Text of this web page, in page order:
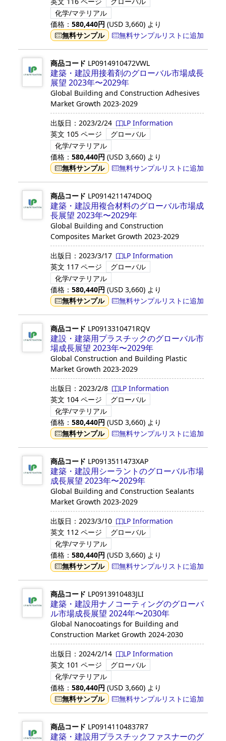
化学/マテリアル
価格： 580,440円 (USD 3,660) より
無料サンプル
無料サンプルリストに追加
商品コード LP0914910472VWL
建築・建設用接着剤のグローバル市場成長
展望 2023年〜2029年
Global Building and Construction Adhesives
Market Growth 2023-2029
出版日： 2023/2/24
LP Information
英文 105 ページ
グローバル
化学/マテリアル
価格： 580,440円 (USD 3,660) より
無料サンプル
無料サンプルリストに追加
商品コード LP0914211474DOQ
建築・建設用複合材料のグローバル市場成
長展望 2023年〜2029年
Global Building and Construction
Composites Market Growth 2023-2029
出版日： 2023/3/17
LP Information
英文 117 ページ
グローバル
化学/マテリアル
価格： 580,440円 (USD 3,660) より
無料サンプル
無料サンプルリストに追加
商品コード LP0913310471RQV
建設・建築用プラスチックのグローバル市
場成長展望 2023年〜2029年
Global Construction and Building Plastic
Market Growth 2023-2029
出版日： 2023/2/8
LP Information
英文 104 ページ
グローバル
化学/マテリアル
価格： 580,440円 (USD 3,660) より
無料サンプル
無料サンプルリストに追加
商品コード LP0913511473XAP
建築・建設用シーラントのグローバル市場
成長展望 2023年〜2029年
Global Building and Construction Sealants
Market Growth 2023-2029
出版日： 2023/3/10
LP Information
英文 112 ページ
グローバル
化学/マテリアル
価格： 580,440円 (USD 3,660) より
無料サンプル
無料サンプルリストに追加
商品コード LP0913910483JLI
建築・建設用ナノコーティングのグローバ
ル市場成長展望 2024年〜2030年
Global Nanocoatings for Building and
Construction Market Growth 2024-2030
出版日： 2024/2/14
LP Information
英文 101 ページ
グローバル
化学/マテリアル
価格： 580,440円 (USD 3,660) より
無料サンプル
無料サンプルリストに追加
商品コード LP09141104837R7
建築・建設用プラスチックファスナーのグ